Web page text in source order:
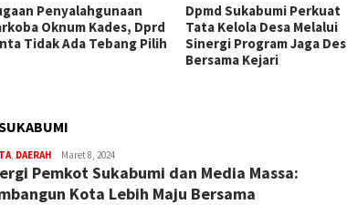
Penyalahgunaan
Oknum Kades, Dprd
Tidak Ada Tebang Pilih
Dpmd Sukabumi Perkuat
Tata Kelola Desa Melalui
Sinergi Program Jaga Desa
Bersama Kejari
, DAERAH
Iyan
Maret 8, 2024
Pemkot Sukabumi dan Media Massa:
Kota Lebih Maju Bersama